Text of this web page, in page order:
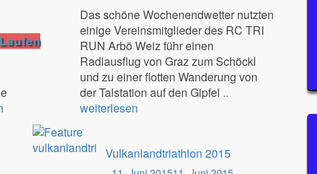
Laufen
Das schöne Wochenendwetter nutzten
einige Vereinsmitglieder des RC TRI
RUN Arbö Weiz führ einen
Radlausflug von Graz zum Schöckl
und zu einer flotten Wanderung von
der Talstation auf den Gipfel ..
weiterlesen
Vulkanlandtriathlon 2015